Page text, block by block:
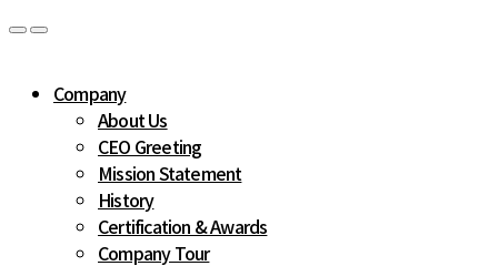
Company
About Us
CEO Greeting
Mission Statement
History
Certification & Awards
Company Tour